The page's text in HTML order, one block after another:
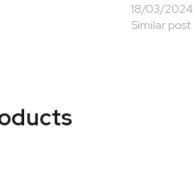
18/03/2024
Similar post